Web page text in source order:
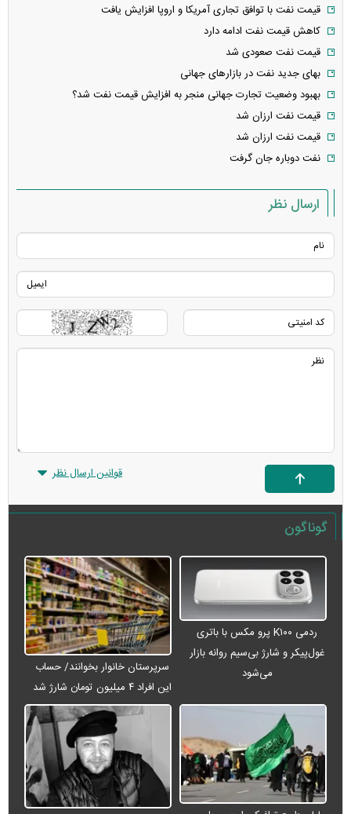
قیمت نفت با توافق تجاری آمریکا و اروپا افزایش یافت
کاهش قیمت نفت ادامه دارد
قیمت نفت صعودی شد
بهای جدید نفت در بازار‌های جهانی
بهبود وضعیت تجارت جهانی منجر به افزایش قیمت نفت شد؟
قیمت نفت ارزان شد
قیمت نفت ارزان شد
نفت دوباره جان گرفت
ارسال نظر
قوانین ارسال نظر
گوناگون
ردمی K۱۰۰ پرو مکس با باتری
غول‌پیکر و شارژ بی‌سیم روانه بازار
می‌شود
سرپرستان خانوار بخوانند/ حساب
این افراد ۴ میلیون تومان شارژ شد